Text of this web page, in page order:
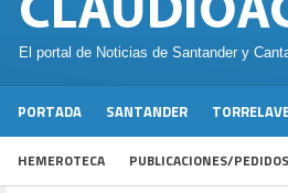
El portal de Noticias de Santander y
PORTADA SANTANDER
HEMEROTECA PUBLICACIONES/PEDIDOS